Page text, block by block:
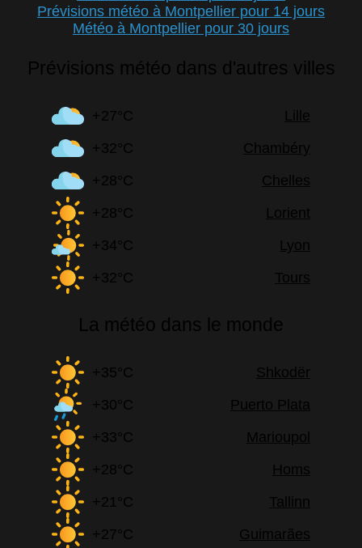
Prévisions météo à Montpellier pour 14 jours
Météo à Montpellier pour 30 jours
Prévisions météo dans d'autres villes
+27°C
Lille
+32°C
Chambéry
+28°C
Chelles
+28°C
Lorient
+34°C
Lyon
+32°C
Tours
La météo dans le monde
+35°C
Shkodër
+30°C
Puerto Plata
+33°C
Marioupol
+28°C
Homs
+21°C
Tallinn
+27°C
Guimarães